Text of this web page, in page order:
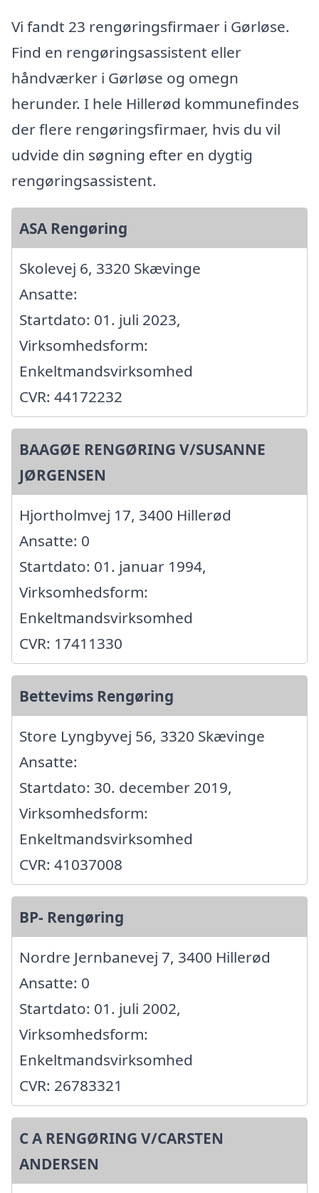
Vi fandt 23 rengøringsfirmaer i Gørløse.
Find en rengøringsassistent eller
håndværker i Gørløse og omegn
herunder. I hele Hillerød kommunefindes
der flere rengøringsfirmaer, hvis du vil
udvide din søgning efter en dygtig
rengøringsassistent.
ASA Rengøring
Skolevej 6, 3320 Skævinge
Ansatte:
Startdato: 01. juli 2023,
Virksomhedsform:
Enkeltmandsvirksomhed
CVR: 44172232
BAAGØE RENGØRING V/SUSANNE
JØRGENSEN
Hjortholmvej 17, 3400 Hillerød
Ansatte: 0
Startdato: 01. januar 1994,
Virksomhedsform:
Enkeltmandsvirksomhed
CVR: 17411330
Bettevims Rengøring
Store Lyngbyvej 56, 3320 Skævinge
Ansatte:
Startdato: 30. december 2019,
Virksomhedsform:
Enkeltmandsvirksomhed
CVR: 41037008
BP- Rengøring
Nordre Jernbanevej 7, 3400 Hillerød
Ansatte: 0
Startdato: 01. juli 2002,
Virksomhedsform:
Enkeltmandsvirksomhed
CVR: 26783321
C A RENGØRING V/CARSTEN
ANDERSEN